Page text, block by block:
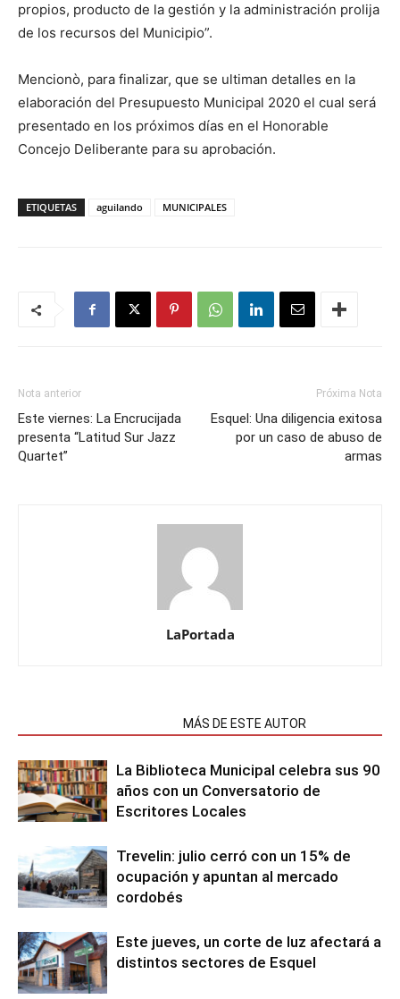
propios, producto de la gestión y la administración prolija
de los recursos del Municipio”.
Mencionò, para finalizar, que se ultiman detalles en la
elaboración del Presupuesto Municipal 2020 el cual será
presentado en los próximos días en el Honorable
Concejo Deliberante para su aprobación.
ETIQUETAS aguilando MUNICIPALES
Nota anterior
Este viernes: La Encrucijada
presenta “Latitud Sur Jazz
Quartet”
Próxima Nota
Esquel: Una diligencia exitosa
por un caso de abuso de
armas
LaPortada
MÁS DE ESTE AUTOR
La Biblioteca Municipal celebra sus 90
años con un Conversatorio de
Escritores Locales
Trevelin: julio cerró con un 15% de
ocupación y apuntan al mercado
cordobés
Este jueves, un corte de luz afectará a
distintos sectores de Esquel